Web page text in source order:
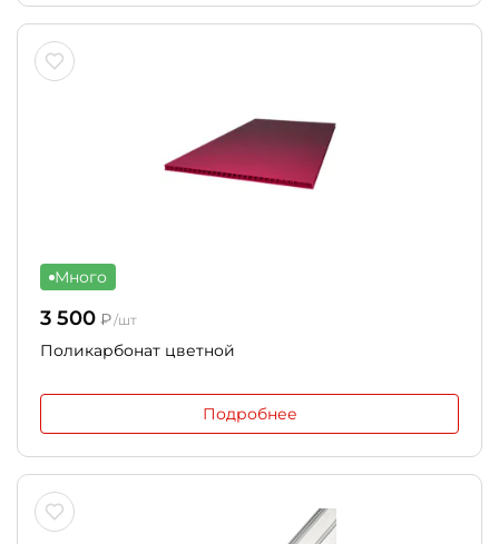
Много
3 500 ₽/шт
Поликарбонат цветной
Подробнее